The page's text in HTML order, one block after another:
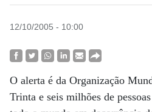
12/10/2005 - 10:00
O alerta é da Organização
Trinta e seis milhões de